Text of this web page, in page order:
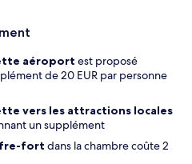
aéroport est proposé
de 20 EUR par personne
vers les attractions locales
un supplément
fort dans la chambre coûte 2